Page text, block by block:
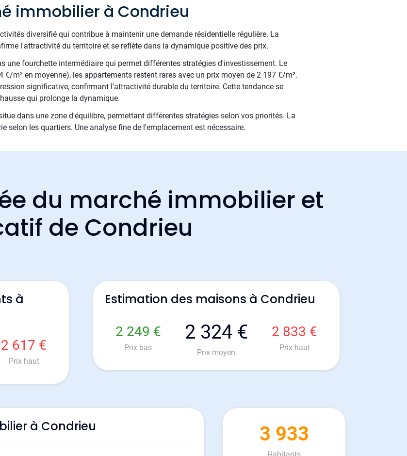
immobilier à Condrieu
diversifié qui contribue à maintenir une demande résidentielle régulière. La
l'attractivité du territoire et se reflète dans la dynamique positive des prix.
une fourchette intermédiaire qui permet différentes stratégies d'investissement. Le
m² en moyenne), les appartements restent rares avec un prix moyen de 2 197 €/m².
significative, confirmant l'attractivité durable du territoire. Cette tendance se
qui prolonge la dynamique.
dans une zone d'équilibre, permettant différentes stratégies selon vos priorités. La
selon les quartiers. Une analyse fine de l'emplacement est nécessaire.
du marché immobilier et
de Condrieu
à
2 617 €
Prix haut
Estimation des maisons à Condrieu
2 249 €
Prix bas
2 324 €
Prix moyen
2 833 €
Prix haut
à Condrieu 3 933